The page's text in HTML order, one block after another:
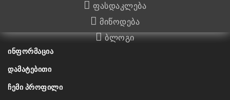
ფასდაკლება
მიწოდება
ბლოგი
ᲘᲜᲤᲝᲠᲛᲐᲪᲘᲐ
ᲓᲐᲛᲐᲢᲔᲑᲘᲗᲘ
ᲩᲔᲛᲘ ᲞᲠᲝᲤᲘᲚᲘ